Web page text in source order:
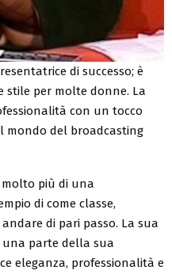
di successo; è
stile per molte donne. La
con un tocco
mondo del broadcasting
molto più di una
di come classe,
di pari passo. La sua
parte della sua
eleganza, professionalità e